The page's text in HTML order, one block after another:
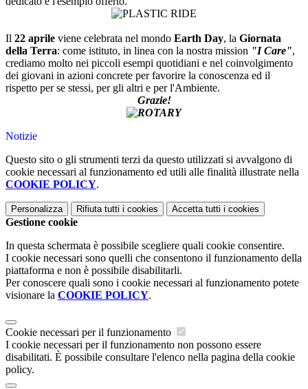
Il 22 aprile viene celebrata nel mondo Earth Day, la Giornata
della Terra: come istituto, in linea con la nostra mission "I Care",
crediamo molto nei piccoli esempi quotidiani e nel coinvolgimento
dei giovani in azioni concrete per favorire la conoscenza ed il
rispetto per se stessi, per gli altri e per l'Ambiente.
Grazie!
Notizie
Questo sito o gli strumenti terzi da questo utilizzati si avvalgono di
cookie necessari al funzionamento ed utili alle finalità illustrate nella
COOKIE POLICY.
Personalizza Rifiuta tutti i cookies Accetta tutti i cookies
Gestione cookie
In questa schermata è possibile scegliere quali cookie consentire.
I cookie necessari sono quelli che consentono il funzionamento della
piattaforma e non è possibile disabilitarli.
Per conoscere quali sono i cookie necessari al funzionamento potete
visionare la COOKIE POLICY.
Cookie necessari per il funzionamento
I cookie necessari per il funzionamento non possono essere
disabilitati. È possibile consultare l'elenco nella pagina della cookie
policy.